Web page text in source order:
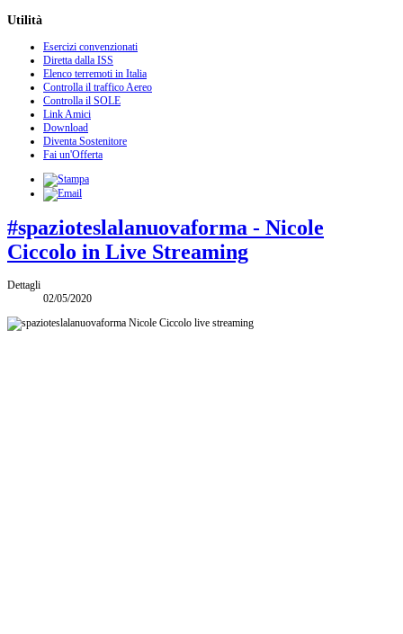
Utilità
Esercizi convenzionati
Diretta dalla ISS
Elenco terremoti in Italia
Controlla il traffico Aereo
Controlla il SOLE
Link Amici
Download
Diventa Sostenitore
Fai un'Offerta
#spazioteslalanuovaforma - Nicole
Ciccolo in Live Streaming
Dettagli
02/05/2020